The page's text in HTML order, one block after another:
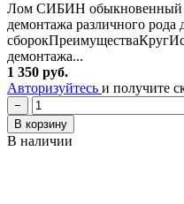
Лом СИБИН обыкновенный
демонтажа различного рода
демонтажа...
1 350 руб.
Авторизуйтесь и получите
−
В корзину
В наличии